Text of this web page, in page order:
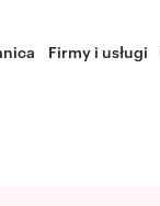
Firmy i usługi